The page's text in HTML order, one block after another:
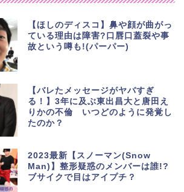
【ほしのディスコ】鼻や顔が曲がっ
ている理由は障害?口唇口蓋裂や事
故という噂も!(パーパー)
【バレたメッセージがヤバすぎ
る！】3年に及ぶ東出昌大と唐田え
りかの不倫 いつどのように発覚し
たのか？
2023最新【スノーマン(Snow
Man)】整形疑惑のメンバーは誰!?
ブサイクで目はアイプチ？